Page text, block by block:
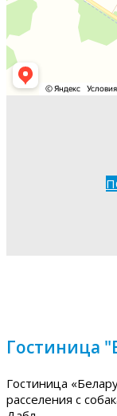
Гостиница
Гостиница
расселения с